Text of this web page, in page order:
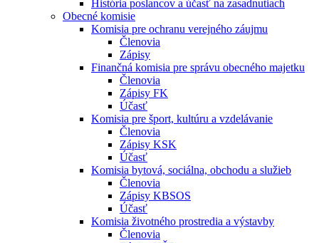
História poslancov a účasť na zasadnutiach
Obecné komisie
Komisia pre ochranu verejného záujmu
Členovia
Zápisy
Finančná komisia pre správu obecného majetku
Členovia
Zápisy FK
Účasť
Komisia pre šport, kultúru a vzdelávanie
Členovia
Zápisy KSK
Účasť
Komisia bytová, sociálna, obchodu a služieb
Členovia
Zápisy KBSOS
Účasť
Komisia životného prostredia a výstavby
Členovia